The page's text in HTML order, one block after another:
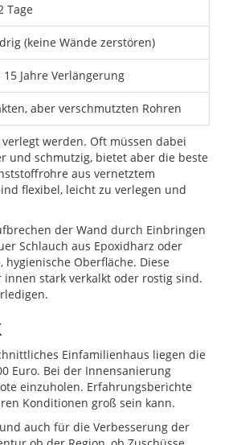
Tage
(keine Wände zerstören)
15 Jahre Verlängerung
aber verschmutzten Rohren
werden. Oft müssen dabei
und schmutzig, bietet aber die beste
aus vernetztem
flexibel, leicht zu verlegen und
der Wand durch Einbringen
Schlauch aus Epoxidharz oder
Oberfläche. Diese
stark verkalkt oder rostig sind.
Einfamilienhaus liegen die
Euro. Bei der Innensanierung
einzuholen. Erfahrungsberichte
Konditionen groß sein kann.
auch für die Verbesserung der